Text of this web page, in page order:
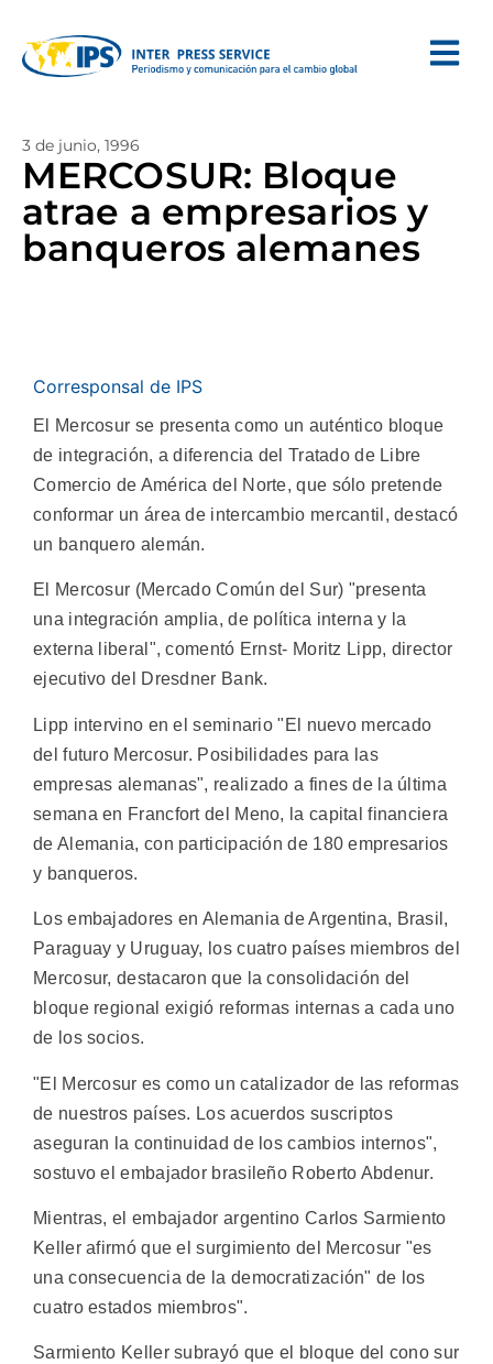
3 de junio, 1996
MERCOSUR: Bloque
atrae a empresarios y
banqueros alemanes
Corresponsal de IPS
El Mercosur se presenta como un auténtico bloque
de integración, a diferencia del Tratado de Libre
Comercio de América del Norte, que sólo pretende
conformar un área de intercambio mercantil, destacó
un banquero alemán.
El Mercosur (Mercado Común del Sur) "presenta
una integración amplia, de política interna y la
externa liberal", comentó Ernst- Moritz Lipp, director
ejecutivo del Dresdner Bank.
Lipp intervino en el seminario "El nuevo mercado
del futuro Mercosur. Posibilidades para las
empresas alemanas", realizado a fines de la última
semana en Francfort del Meno, la capital financiera
de Alemania, con participación de 180 empresarios
y banqueros.
Los embajadores en Alemania de Argentina, Brasil,
Paraguay y Uruguay, los cuatro países miembros del
Mercosur, destacaron que la consolidación del
bloque regional exigió reformas internas a cada uno
de los socios.
"El Mercosur es como un catalizador de las reformas
de nuestros países. Los acuerdos suscriptos
aseguran la continuidad de los cambios internos",
sostuvo el embajador brasileño Roberto Abdenur.
Mientras, el embajador argentino Carlos Sarmiento
Keller afirmó que el surgimiento del Mercosur "es
una consecuencia de la democratización" de los
cuatro estados miembros".
Sarmiento Keller subrayó que el bloque del cono sur